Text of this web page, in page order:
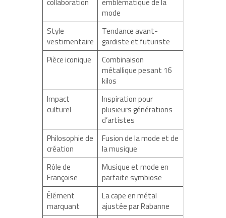
mode
Style
vestimentaire
Tendance avant-
gardiste et futuriste
Pièce iconique
Combinaison
métallique pesant 16
kilos
Impact
culturel
Inspiration pour
plusieurs générations
d’artistes
Philosophie de
création
Fusion de la mode et de
la musique
Rôle de
Françoise
Musique et mode en
parfaite symbiose
Élément
marquant
La cape en métal
ajustée par Rabanne